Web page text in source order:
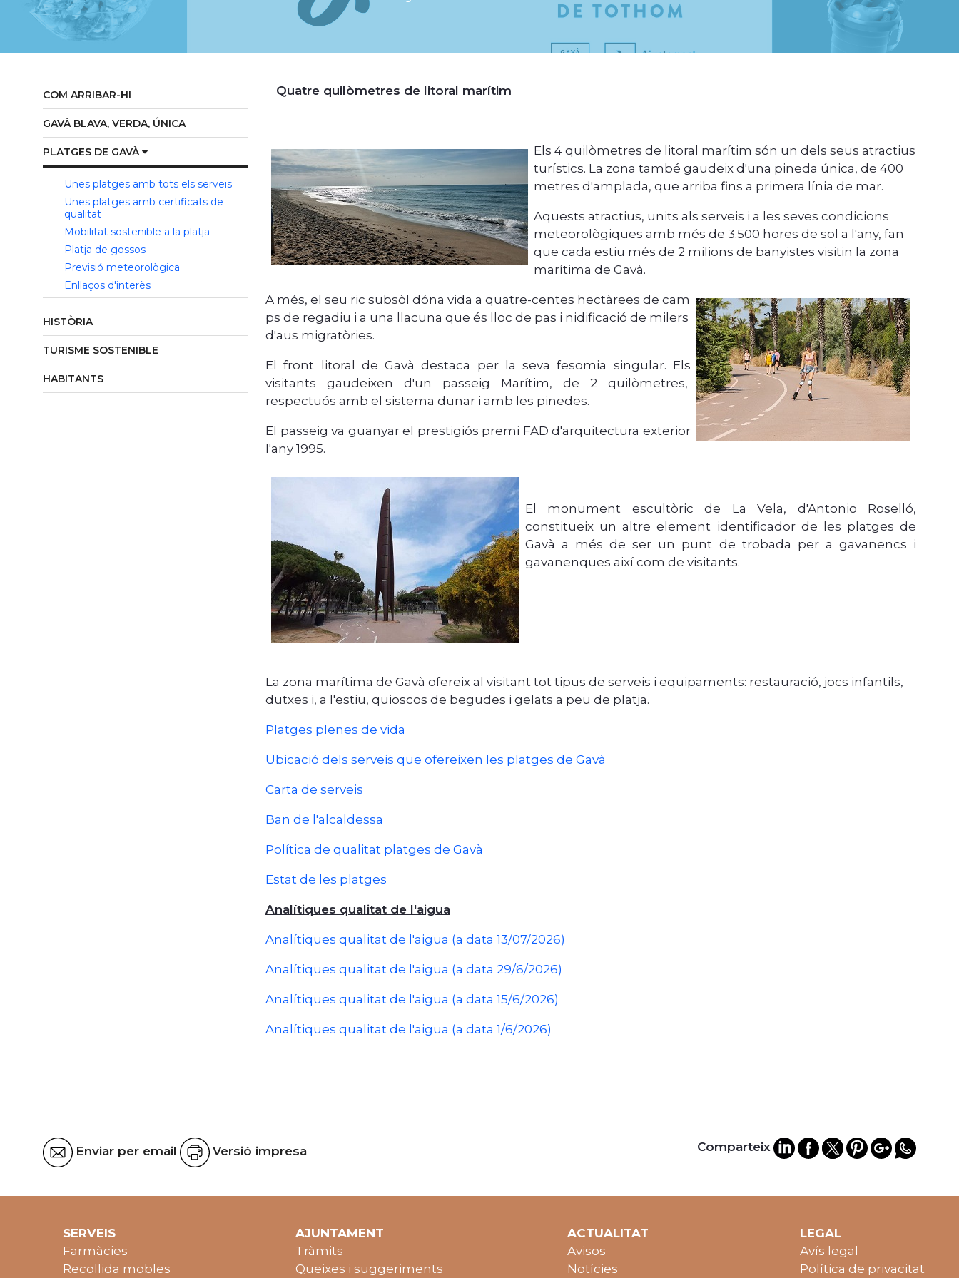
COM ARRIBAR-HI
GAVÀ BLAVA, VERDA, ÚNICA
PLATGES DE GAVÀ
Unes platges amb tots els serveis
Unes platges amb certificats de
qualitat
Mobilitat sostenible a la platja
Platja de gossos
Previsió meteorològica
Enllaços d'interès
HISTÒRIA
TURISME SOSTENIBLE
HABITANTS
Quatre quilòmetres de litoral marítim
Els 4 quilòmetres de litoral marítim són un dels seus atractius
turístics. La zona també gaudeix d'una pineda única, de 400
metres d'amplada, que arriba fins a primera línia de mar.
Aquests atractius, units als serveis i a les seves condicions
meteorològiques amb més de 3.500 hores de sol a l'any, fan
que cada estiu més de 2 milions de banyistes visitin la zona
marítima de Gavà.
A més, el seu ric subsòl dóna vida a quatre-centes hectàrees de cam
ps de regadiu i a una llacuna que és lloc de pas i nidificació de milers
d'aus migratòries.
El front litoral de Gavà destaca per la seva fesomia singular. Els
visitants gaudeixen d'un passeig Marítim, de 2 quilòmetres,
respectuós amb el sistema dunar i amb les pinedes.
El passeig va guanyar el prestigiós premi FAD d'arquitectura exterior
l'any 1995.
El monument escultòric de La Vela, d'Antonio Roselló,
constitueix un altre element identificador de les platges de
Gavà a més de ser un punt de trobada per a gavanencs i
gavanenques així com de visitants.
La zona marítima de Gavà ofereix al visitant tot tipus de serveis i equipaments: restauració, jocs infantils,
dutxes i, a l'estiu, quioscos de begudes i gelats a peu de platja.
Platges plenes de vida
Ubicació dels serveis que ofereixen les platges de Gavà
Carta de serveis
Ban de l'alcaldessa
Política de qualitat platges de Gavà
Estat de les platges
Analítiques qualitat de l'aigua
Analítiques qualitat de l'aigua (a data 13/07/2026)
Analítiques qualitat de l'aigua (a data 29/6/2026)
Analítiques qualitat de l'aigua (a data 15/6/2026)
Analítiques qualitat de l'aigua (a data 1/6/2026)
Enviar per email Versió impresa Comparteix
SERVEIS
Farmàcies
Recollida mobles
AJUNTAMENT
Tràmits
Queixes i suggeriments
ACTUALITAT
Avisos
Notícies
LEGAL
Avís legal
Política de privacitat